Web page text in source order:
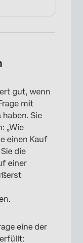
gut, wenn
mit
Sie
„Wie
einen Kauf
die
einer
eine der